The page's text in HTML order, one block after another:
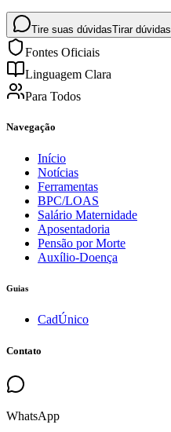
Tire suas dúvidasTirar dúvidas
Fontes Oficiais
Linguagem Clara
Para Todos
Navegação
Início
Notícias
Ferramentas
BPC/LOAS
Salário Maternidade
Aposentadoria
Pensão por Morte
Auxílio-Doença
Guias
CadÚnico
Contato
WhatsApp